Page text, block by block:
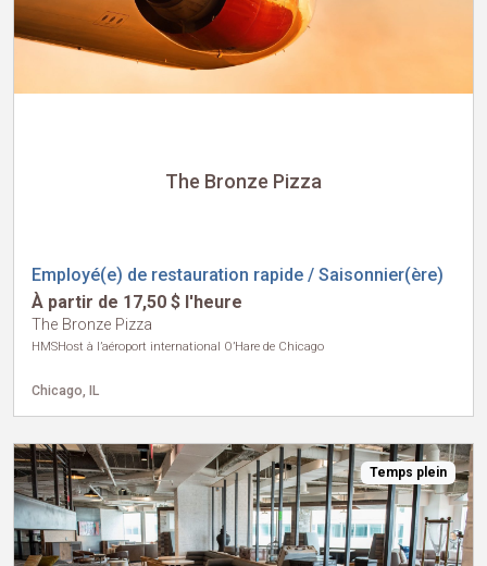
The Bronze Pizza
Employé(e) de restauration rapide / Saisonnier(ère)
À partir de 17,50 $ l'heure
The Bronze Pizza
HMSHost à l’aéroport international O’Hare de Chicago
Chicago, IL
Temps plein